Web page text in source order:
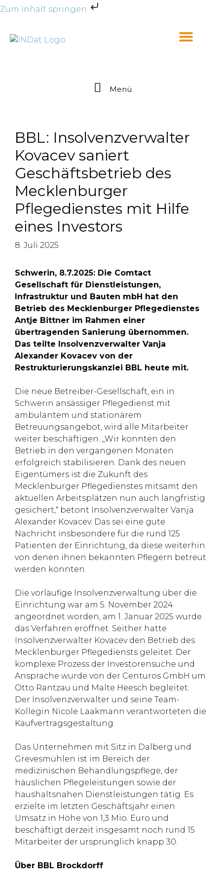
Zum Inhalt springen
Menü
BBL: Insolvenzverwalter
Kovacev saniert
Geschäftsbetrieb des
Mecklenburger
Pflegedienstes mit Hilfe
eines Investors
8. Juli 2025
Schwerin, 8.7.2025: Die Comtact
Gesellschaft für Dienstleistungen,
Infrastruktur und Bauten mbH hat den
Betrieb des Mecklenburger Pflegedienstes
Antje Bittner im Rahmen einer
übertragenden Sanierung übernommen.
Das teilte Insolvenzverwalter Vanja
Alexander Kovacev von der
Restrukturierungskanzlei BBL heute mit.
Die neue Betreiber-Gesellschaft, ein in
Schwerin ansässiger Pflegedienst mit
ambulantem und stationärem
Betreuungsangebot, wird alle Mitarbeiter
weiter beschäftigen. „Wir konnten den
Betrieb in den vergangenen Monaten
erfolgreich stabilisieren. Dank des neuen
Eigentümers ist die Zukunft des
Mecklenburger Pflegedienstes mitsamt den
aktuellen Arbeitsplätzen nun auch langfristig
gesichert,“ betont Insolvenzverwalter Vanja
Alexander Kovacev. Das sei eine gute
Nachricht insbesondere für die rund 125
Patienten der Einrichtung, da diese weiterhin
von denen ihnen bekannten Pflegern betreut
werden könnten.
Die vorläufige Insolvenzverwaltung über die
Einrichtung war am 5. November 2024
angeordnet worden, am 1. Januar 2025 wurde
das Verfahren eröffnet. Seither hatte
Insolvenzverwalter Kovacev den Betrieb des
Mecklenburger Pflegediensts geleitet. Der
komplexe Prozess der Investorensuche und
Ansprache wurde von der Centuros GmbH um
Otto Rantzau und Malte Heesch begleitet.
Der Insolvenzverwalter und seine Team-
Kollegin Nicole Laakmann verantworteten die
Kaufvertragsgestaltung.
Das Unternehmen mit Sitz in Dalberg und
Grevesmühlen ist im Bereich der
medizinischen Behandlungspflege, der
häuslichen Pflegeleistungen sowie der
haushaltsnahen Dienstleistungen tätig. Es
erzielte im letzten Geschäftsjahr einen
Umsatz in Höhe von 1,3 Mio. Euro und
beschäftigt derzeit insgesamt noch rund 15
Mitarbeiter der ursprünglich knapp 30.
Über BBL Brockdorff